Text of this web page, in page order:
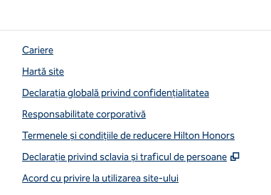
Cariere
Hartă site
Declarația globală privind confidenţialitatea
Responsabilitate corporativă
Termenele și condițiile de reducere Hilton Honors
Declarație privind sclavia și traficul de persoane
,
Acord cu privire la utilizarea site-ului